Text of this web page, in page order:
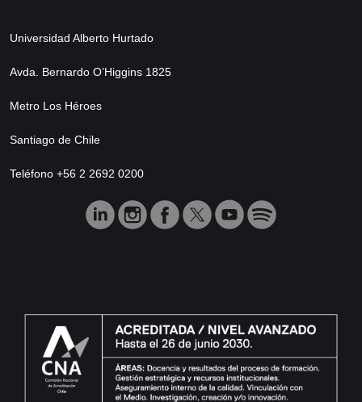
Universidad Alberto Hurtado
Avda. Bernardo O’Higgins 1825
Metro Los Héroes
Santiago de Chile
Teléfono +56 2 2692 0200